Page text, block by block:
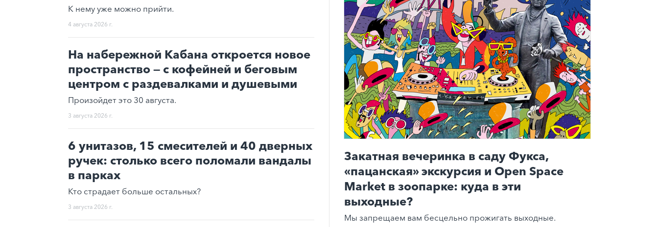
К нему уже можно прийти.
4 августа 2026 г.
На набережной Кабана откроется новое
пространство — с кофейней и беговым
центром с раздевалками и душевыми
Произойдет это 30 августа.
3 августа 2026 г.
6 унитазов, 15 смесителей и 40 дверных
ручек: столько всего поломали вандалы
в парках
Кто страдает больше остальных?
3 августа 2026 г.
Закатная вечеринка в саду Фукса,
«пацанская» экскурсия и Open Space
Market в зоопарке: куда в эти
выходные?
Мы запрещаем вам бесцельно прожигать выходные.